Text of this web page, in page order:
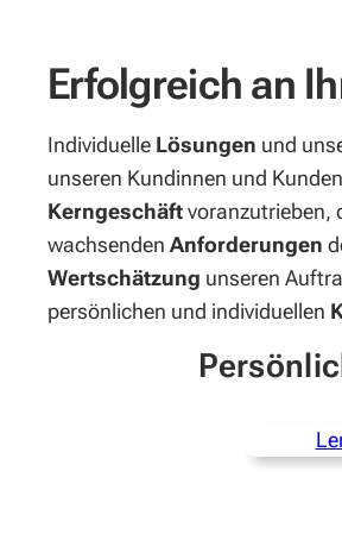
Erfolgreich an
Individuelle Lösungen und
unseren Kundinnen und
Kerngeschäftvoranzutrieben,
wachsenden Anforderungen
Wertschätzung unseren
persönlichen und individuellen